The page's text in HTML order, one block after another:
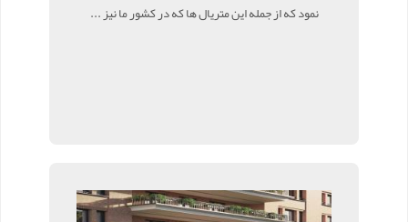
نمود که از جمله این متریال ها که در کشور ما نیز ...